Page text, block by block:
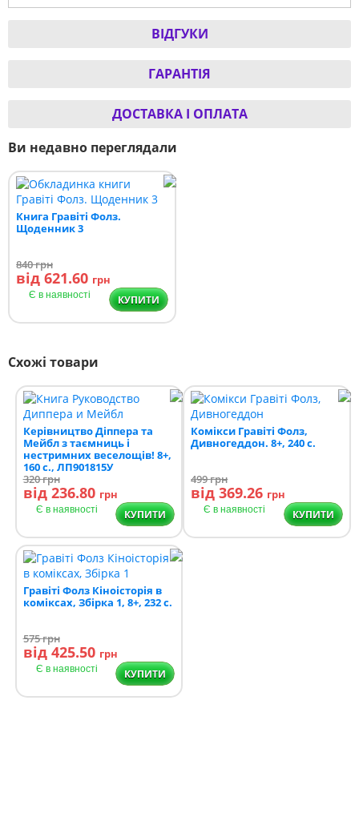
ВІДГУКИ
ГАРАНТІЯ
ДОСТАВКА І ОПЛАТА
Ви недавно переглядали
Книга Гравіті Фолз.
Щоденник 3
840грн
від 621.60 грн
Є в наявності КУПИТИ
Схожі товари
Керівництво Діппера та
Мейбл з таємниць і
нестримних веселощів! 8+,
160 с., ЛП901815У
320грн
від 236.80 грн
Є в наявності КУПИТИ
Комікси Гравіті Фолз,
Дивногеддон. 8+, 240 с.
499грн
від 369.26 грн
Є в наявності КУПИТИ
Гравіті Фолз Кіноісторія в
коміксах, Збірка 1, 8+, 232 с.
575грн
від 425.50 грн
Є в наявності КУПИТИ